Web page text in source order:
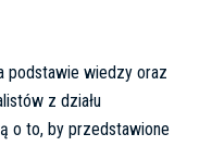
podstawie wiedzy oraz
z działu
o to, by przedstawione